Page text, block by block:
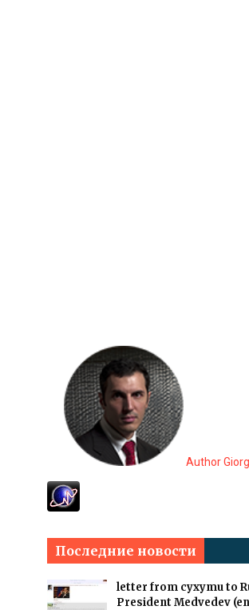
Author
Последние новости
letter from cyxymu to
President Medvedev